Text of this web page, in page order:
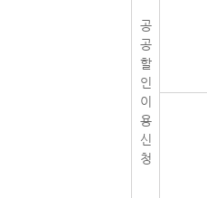
공
공
할
인
이
용
신
청